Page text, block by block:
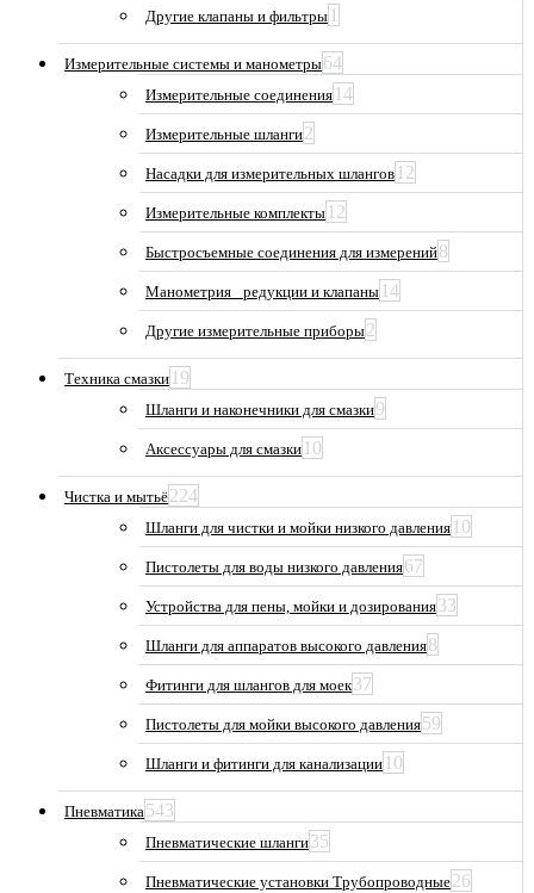
Другие клапаны и фильтры 1
Измерительные системы и манометры64
Измерительные соединения 14
Измерительные шланги2
Насадки для измерительных шлангов 12
Измерительные комплекты 12
Быстросъемные соединения для измерений8
Манометрия_ редукции и клапаны 14
Другие измерительные приборы2
Техника смазки 19
Шланги и наконечники для смазки9
Аксессуары для смазки 10
Чистка и мытьё224
Шланги для чистки и мойки низкого давления 10
Пистолеты для воды низкого давления67
Устройства для пены, мойки и дозирования33
Шланги для аппаратов высокого давления8
Фитинги для шлангов для моек37
Пистолеты для мойки высокого давления59
Шланги и фитинги для канализации 10
Пневматика543
Пневматические шланги35
Пневматические установки Трубопроводные26